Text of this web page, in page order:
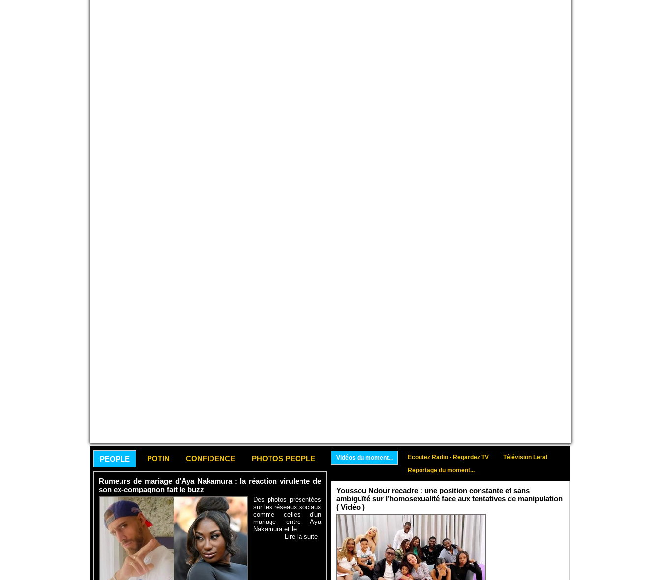
PEOPLE POTIN CONFIDENCE PHOTOS PEOPLE
Rumeurs de mariage d’Aya Nakamura : la réaction virulente de
son ex-compagnon fait le buzz
Des photos présentées
sur les réseaux sociaux
comme celles d'un
mariage entre Aya
Nakamura et le...
Lire la suite
Vidéos du moment... Ecoutez Radio - Regardez TV
Télévision Leral
Reportage du moment...
Youssou Ndour recadre : une position constante et sans
ambiguïté sur l’homosexualité face aux tentatives de manipulation
( Vidéo )